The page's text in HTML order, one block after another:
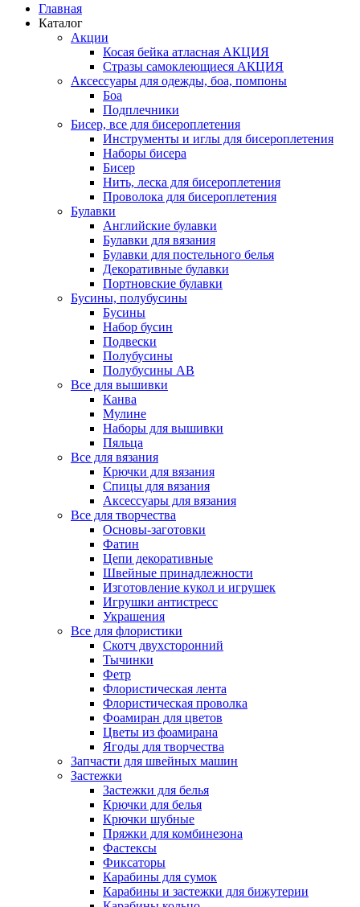
Главная
Каталог
Акции
Косая бейка атласная АКЦИЯ
Стразы самоклеющиеся АКЦИЯ
Аксессуары для одежды, боа, помпоны
Боа
Подплечники
Бисер, все для бисероплетения
Инструменты и иглы для бисероплетения
Наборы бисера
Бисер
Нить, леска для бисероплетения
Проволока для бисероплетения
Булавки
Английские булавки
Булавки для вязания
Булавки для постельного белья
Декоративные булавки
Портновские булавки
Бусины, полубусины
Бусины
Набор бусин
Подвески
Полубусины
Полубусины AB
Все для вышивки
Канва
Мулине
Наборы для вышивки
Пяльца
Все для вязания
Крючки для вязания
Спицы для вязания
Аксессуары для вязания
Все для творчества
Основы-заготовки
Фатин
Цепи декоративные
Швейные принадлежности
Изготовление кукол и игрушек
Игрушки антистресс
Украшения
Все для флористики
Скотч двухсторонний
Тычинки
Фетр
Флористическая лента
Флористическая проволка
Фоамиран для цветов
Цветы из фоамирана
Ягоды для творчества
Запчасти для швейных машин
Застежки
Застежки для белья
Крючки для белья
Крючки шубные
Пряжки для комбинезона
Фастексы
Фиксаторы
Карабины для сумок
Карабины и застежки для бижутерии